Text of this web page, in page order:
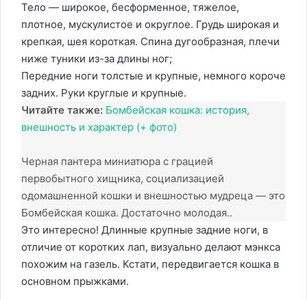
Тело — широкое, бесформенное, тяжелое,
плотное, мускулистое и округлое. Грудь широкая и
крепкая, шея короткая. Спина дугообразная, плечи
ниже туники из-за длины ног;
Передние ноги толстые и крупные, немного короче
задних. Руки круглые и крупные.
Читайте также: Бомбейская кошка: история,
внешность и характер (+ фото)
Черная пантера миниатюра с грацией
первобытного хищника, социализацией
одомашненной кошки и внешностью мудреца — это
Бомбейская кошка. Достаточно молодая..
Это интересно! Длинные крупные задние ноги, в
отличие от коротких лап, визуально делают мэнкса
похожим на газель. Кстати, передвигается кошка в
основном прыжками.